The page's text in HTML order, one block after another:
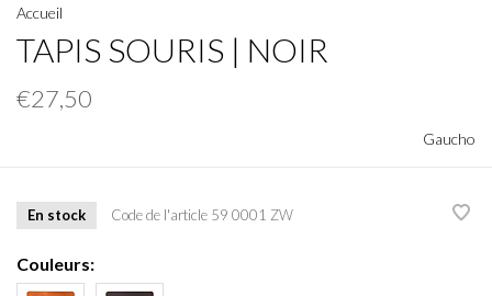
Accueil
TAPIS SOURIS | NOIR
€27,50
Gaucho
En stock Code de l'article 59 0001 ZW
Couleurs: